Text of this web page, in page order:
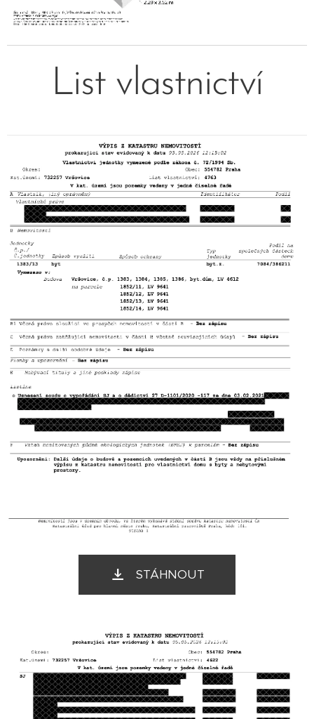
List vlastnictví
STÁHNOUT